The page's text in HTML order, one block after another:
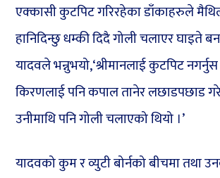
एक्कासी कुटपिट गरिरहेका डाँकाहरुले
हानिदिन्छु धम्की दिदै गोली चलाएर घाइते
यादवले भन्नुभयो,‘श्रीमानलाई कुटपिट नगर्नुस
किरणलाई पनि कपाल तानेर लछाडपछाड
उनीमाथि पनि गोली चलाएको थियो ।’
यादवको कुम र व्युटी बोर्नको बीचमा तथा